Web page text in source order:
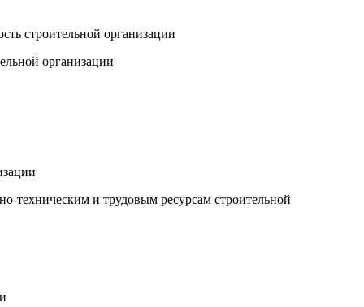
строительной организации
организации
техническим и трудовым ресурсам строительной